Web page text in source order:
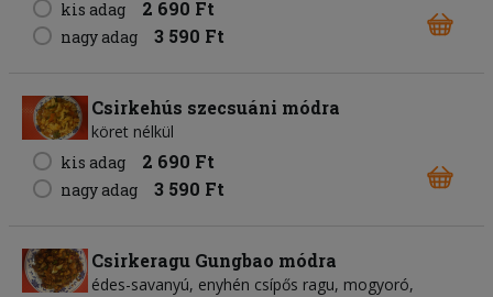
kis adag
2 690 Ft
nagy adag 3 590 Ft
Csirkehús szecsuáni módra
köret nélkül
kis adag
2 690 Ft
nagy adag 3 590 Ft
Csirkeragu Gungbao módra
édes-savanyú, enyhén csípős ragu, mogyoró,